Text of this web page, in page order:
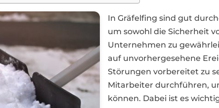
In Gräfelfing sind gut
um sowohl die Sicherheit
Unternehmen zu
auf unvorhergesehene
Störungen vorbereitet zu
Mitarbeiter durchführen,
können. Dabei ist es